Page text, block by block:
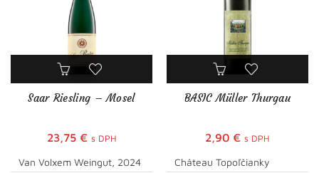
Saar Riesling – Mosel
23,75 € s DPH
Van Volxem Weingut, 2024
BASIC Müller Thurgau
2,90 € s DPH
Château Topoľčianky